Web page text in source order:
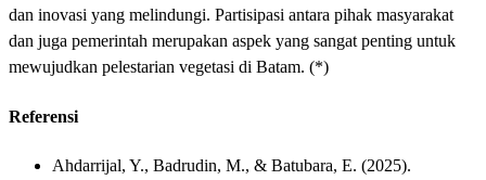
dan inovasi yang melindungi. Partisipasi antara pihak masyarakat
dan juga pemerintah merupakan aspek yang sangat penting untuk
mewujudkan pelestarian vegetasi di Batam. (*)
Referensi
Ahdarrijal, Y., Badrudin, M., & Batubara, E. (2025).